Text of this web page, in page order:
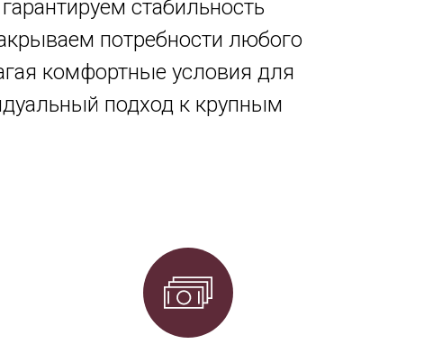
стабильность
потребности любого
комфортные условия для
подход к крупным